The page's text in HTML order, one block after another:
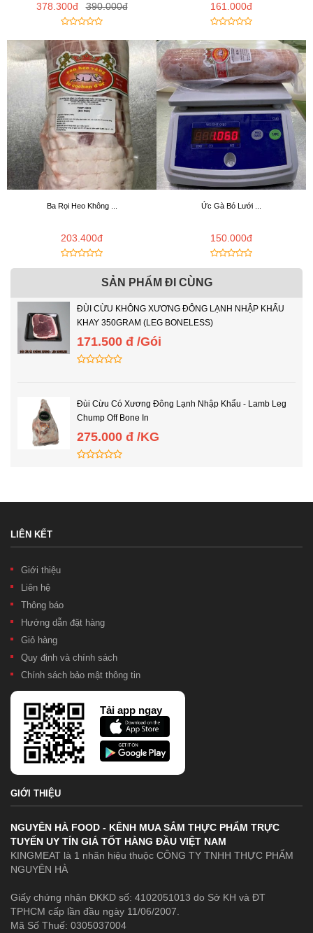
378.300đ 390.000đ 161.000đ
Ba Rọi Heo Không ...
203.400đ
Ức Gà Bó Lưới ...
150.000đ
SẢN PHẨM ĐI CÙNG
ĐÙI CỪU KHÔNG XƯƠNG ĐÔNG LẠNH NHẬP KHẨU
KHAY 350GRAM (LEG BONELESS)
171.500 đ /Gói
Đùi Cừu Có Xương Đông Lạnh Nhập Khẩu - Lamb Leg
Chump Off Bone In
275.000 đ /KG
LIÊN KẾT
Giới thiệu
Liên hệ
Thông báo
Hướng dẫn đặt hàng
Giỏ hàng
Quy định và chính sách
Chính sách bảo mật thông tin
Tải app ngay
GIỚI THIỆU
NGUYÊN HÀ FOOD - KÊNH MUA SẮM THỰC PHẨM TRỰC
TUYẾN UY TÍN GIÁ TỐT HÀNG ĐẦU VIỆT NAM
KINGMEAT là 1 nhãn hiệu thuộc CÔNG TY TNHH THỰC PHẨM
NGUYÊN HÀ
Giấy chứng nhận ĐKKD số: 4102051013 do Sở KH và ĐT
TPHCM cấp lần đầu ngày 11/06/2007.
Mã Số Thuế: 0305037004